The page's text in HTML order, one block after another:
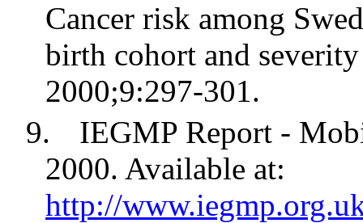
Cancer risk among
birth cohort and
2000;9:297-301.
9.
IEGMP Report -
2000. Available at:
http://